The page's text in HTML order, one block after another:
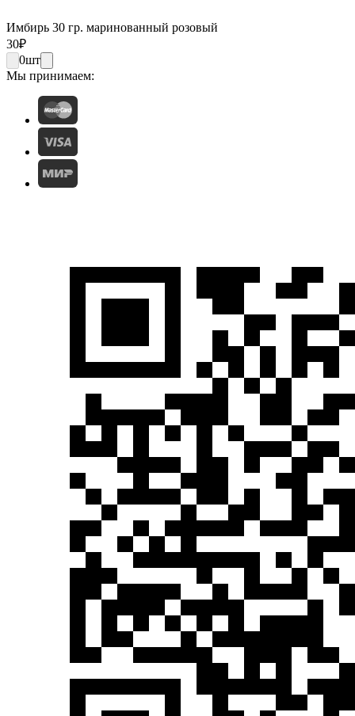
Имбирь 30 гр. маринованный розовый
30₽
0шт
Мы принимаем: